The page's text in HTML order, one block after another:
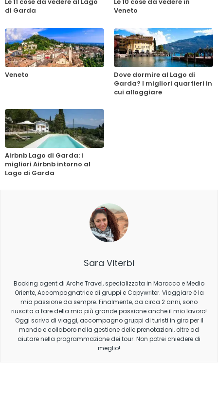
di Garda
Veneto
Veneto
Dove dormire al Lago di
Garda? I migliori quartieri in
cui alloggiare
Airbnb Lago di Garda: i
migliori Airbnb intorno al
Lago di Garda
Sara Viterbi
Booking agent di Arche Travel, specializzata in Marocco e Medio
Oriente, Accompagnatrice di gruppi e Copywriter. Viaggiare è la
mia passione da sempre. Finalmente, da circa 2 anni, sono
riuscita a fare della mia più grande passione anche il mio lavoro!
Oggi scrivo di viaggi, accompagno gruppi di turisti in giro per il
mondo e collaboro nella gestione delle prenotazioni, oltre ad
aiutare nella programmazione dei tour. Non potrei chiedere di
meglio!